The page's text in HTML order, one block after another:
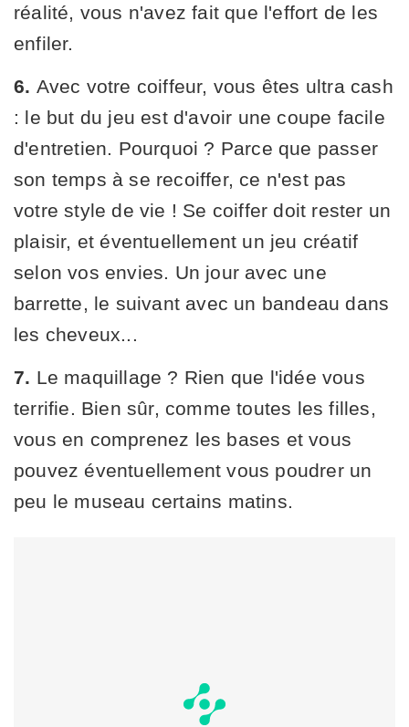
réalité, vous n'avez fait que l'effort de les
enfiler.
6. Avec votre coiffeur, vous êtes ultra cash
: le but du jeu est d'avoir une coupe facile
d'entretien. Pourquoi ? Parce que passer
son temps à se recoiffer, ce n'est pas
votre style de vie ! Se coiffer doit rester un
plaisir, et éventuellement un jeu créatif
selon vos envies. Un jour avec une
barrette, le suivant avec un bandeau dans
les cheveux...
7. Le maquillage ? Rien que l'idée vous
terrifie. Bien sûr, comme toutes les filles,
vous en comprenez les bases et vous
pouvez éventuellement vous poudrer un
peu le museau certains matins.